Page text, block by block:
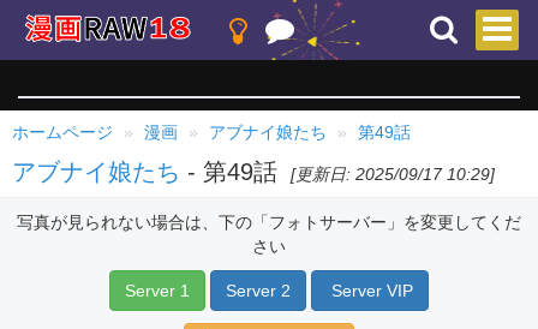
ホームページ 漫画 アブナイ娘たち 第49話
アブナイ娘たち - 第49話 [更新日: 2025/09/17 10:29]
写真が見られない場合は、下の「フォトサーバー」を変更してくだ
さい
Server 1 Server 2 Server VIP